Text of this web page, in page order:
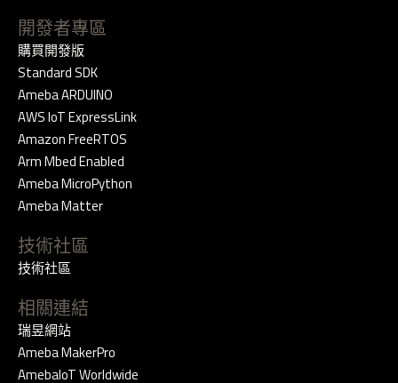
開發者專區
購買開發版
Standard SDK
Ameba ARDUINO
AWS IoT ExpressLink
Amazon FreeRTOS
Arm Mbed Enabled
Ameba MicroPython
Ameba Matter
技術社區
技術社區
相關連結
瑞昱網站
Ameba MakerPro
AmebaIoT Worldwide